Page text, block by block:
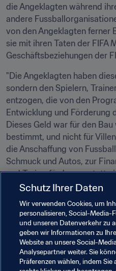
die Angeklagten während
andere
von den Angeklagten ferner
sie mit ihren Taten der FIFA
Geschäftsbeziehungen der
"Die Angeklagten haben
sondern den Spielern,
entzogen, die von den
Entwicklung und Förderung
Dieses Geld war für den
bestimmt, und nicht für
die Anschaffung von
Schmuck und Autos, zur
und Trainerförderung statt
Lebenswandels von Fussball-
Geld zurückerhält, wird sie
Zweck zuführen, d. h. zum
internationalen Fussballs
Verwandte Dokumente
Schutz Ihrer Daten
Wir verwenden Cookies, um
personalisieren, Social-Media-
und unseren Datenverkehr zu
geben wir Informationen zu
Website an unsere Social-
Analysepartner weiter. Sie
Präferenzen wählen, indem Sie